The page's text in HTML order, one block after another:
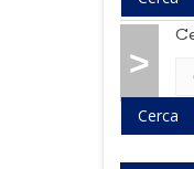
>